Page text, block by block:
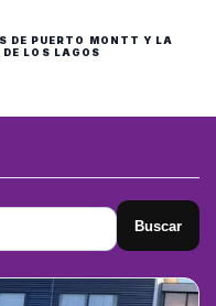
DE PUERTO MONTT Y LA
DE LOS LAGOS
Buscar